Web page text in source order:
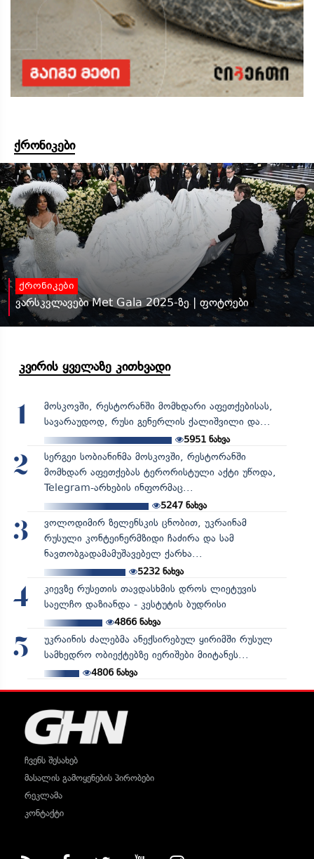
ქრონიკები
ქრონიკები
ვარსკვლავები Met Gala 2025-ზე | ფოტოები
კვირის ყველაზე კითხვადი
1
მოსკოვში, რესტორანში მომხდარი აფეთქებისას,
სავარაუდოდ, რუსი გენერლის ქალიშვილი და...
5951 ნახვა
2
სერგეი სობიანინმა მოსკოვში, რესტორანში
მომხდარ აფეთქებას ტერორისტული აქტი უწოდა,
Telegram-არხების ინფორმაც...
5247ნახვა
3
ვოლოდიმირ ზელენსკის ცნობით, უკრაინამ
რუსული კონტეინერმზიდი ჩაძირა და სამ
ნავთობგადამამუშავებელ ქარხა...
5232ნახვა
4
კიევზე რუსეთის თავდასხმის დროს ლიეტუვის
საელჩო დაზიანდა - კესტუტის ბუდრისი
4866ნახვა
5
უკრაინის ძალებმა ანექსირებულ ყირიმში რუსულ
სამხედრო ობიექტებზე იერიშები მიიტანეს...
4806ნახვა
ჩვენს შესახებ
მასალის გამოყენების პირობები
რეკლამა
კონტაქტი